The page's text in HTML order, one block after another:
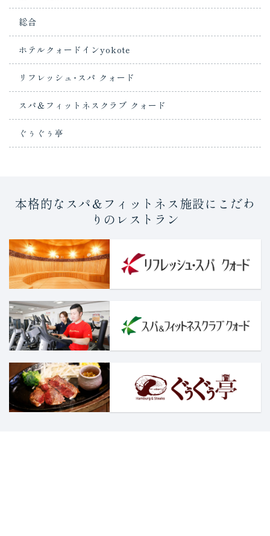
総合
ホテルクォードインyokote
リフレッシュ･スパ クォード
スパ＆フィットネスクラブ クォード
ぐぅぐぅ亭
本格的なスパ＆フィットネス施設にこだわ
りのレストラン